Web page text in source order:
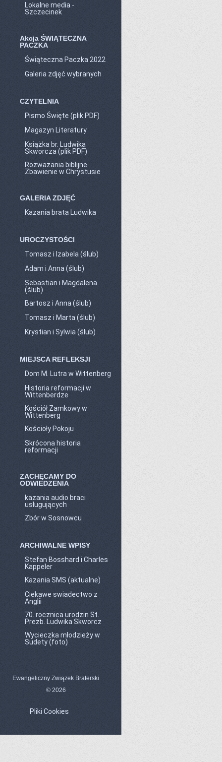
Lokalne media -
Szczecinek
Akcja ŚWIĄTECZNA
PACZKA
Świąteczna Paczka 2022
Galeria zdjęć wybranych
CZYTELNIA
Pismo Święte (plik PDF)
Magazyn Literatury
Książka br. Ludwika
Skworcza (plik PDF)
Rozważania biblijne
Zbawienie w Chrystusie
GALERIA ZDJĘĆ
Kazania brata Ludwika
UROCZYSTOŚCI
Tomasz i Izabela (ślub)
Adam i Anna (ślub)
Sebastian i Magdalena
(ślub)
Bartosz i Anna (ślub)
Tomasz i Marta (ślub)
Krystian i Sylwia (ślub)
MIEJSCA REFLEKSJI
Dom M. Lutra w Wittenberg
Historia reformacji w
Wittenberdze
Kościół Zamkowy w
Wittenberg
Kościoły Pokoju
Skrócona historia
reformacji
ZACHĘCAMY DO
ODWIEDZENIA
kazania audio braci
usługujących
Zbór w Sosnowcu
ARCHIWALNE WPISY
Stefan Bosshard i Charles
Kappeler
Kazania SMS (aktualne)
Ciekawe swiadectwo z
Anglii
70. rocznica urodzin St.
Prezb. Ludwika Skworcz
Wycieczka młodzieży w
Sudety (foto)
Ewangeliczny Związek Braterski
© 2026
Pliki Cookies